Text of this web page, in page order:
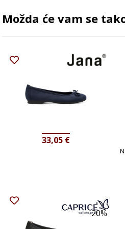
Možda će vam se
33,05 €
-20%